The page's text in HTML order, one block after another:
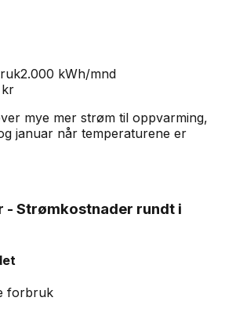
2.000 kWh/mnd
kr
mye mer strøm til oppvarming,
januar når temperaturene er
- Strømkostnader rundt i
forbruk